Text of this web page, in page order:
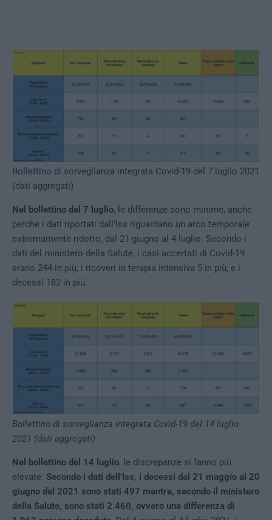
Bollettino di sorveglianza integrata Covid-19 del 7 luglio 2021
(dati aggregati)
Nel bollettino del 7 luglio, le differenze sono minime, anche
perché i dati riportati dall’Iss riguardano un arco temporale
estremamente ridotto, dal 21 giugno al 4 luglio. Secondo i
dati del ministero della Salute, i casi accertati di Covid-19
erano 244 in più, i ricoveri in terapia intensiva 5 in più, e i
decessi 182 in più.
Bollettino di sorveglianza integrata Covid-19 del 14 luglio
2021 (dati aggregati)
Nel bollettino del 14 luglio, le discrepanze si fanno più
elevate. Secondo i dati dell’Iss, i decessi dal 21 maggio al 20
giugno del 2021 sono stati 497 mentre, secondo il ministero
della Salute, sono stati 2.460, ovvero una differenza di